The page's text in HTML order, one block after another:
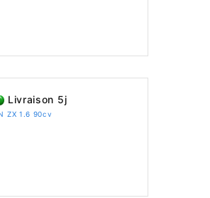
Livraison 5j
ZX 1.6 90cv